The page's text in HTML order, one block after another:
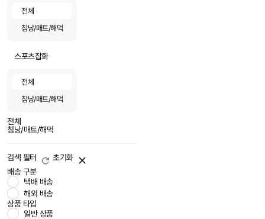
전체
침낭/매트/해먹
스포츠잡화
전체
침낭/매트/해먹
전체
침낭/매트/해먹
검색 필터
초기화
배송 구분
택배 배송
해외 배송
상품 타입
일반 상품